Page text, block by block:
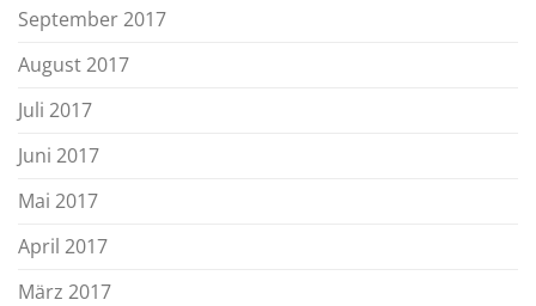
September 2017
August 2017
Juli 2017
Juni 2017
Mai 2017
April 2017
März 2017